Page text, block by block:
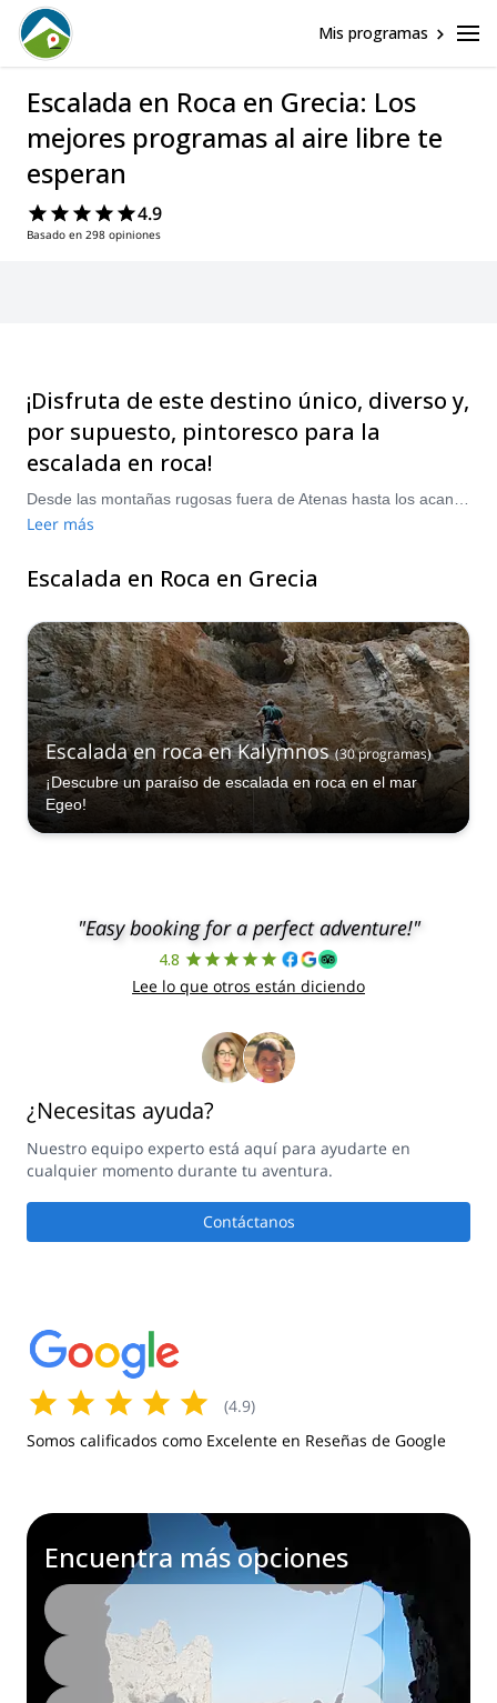
Mis programas
Escalada en Roca en Grecia: Los
mejores programas al aire libre te
esperan
4.9
Basado en 298 opiniones
¡Disfruta de este destino único, diverso y,
por supuesto, pintoresco para la
escalada en roca!
Leer más
Escalada en Roca en Grecia
Escalada en roca en Kalymnos (30programas)
¡Descubre un paraíso de escalada en roca en el mar
Egeo!
"Easy booking for a perfect adventure!"
4.8
Lee lo que otros están diciendo
¿Necesitas ayuda?
Nuestro equipo experto está aquí para ayudarte en
cualquier momento durante tu aventura.
Contáctanos
(4.9)
Somos calificados como Excelente en Reseñas de Google
Encuentra más opciones